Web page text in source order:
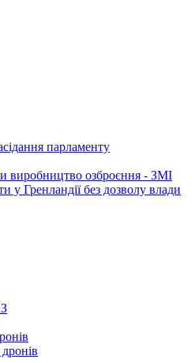
парламенту
виробництво озброєння - ЗМІ
у Гренландії без дозволу влади